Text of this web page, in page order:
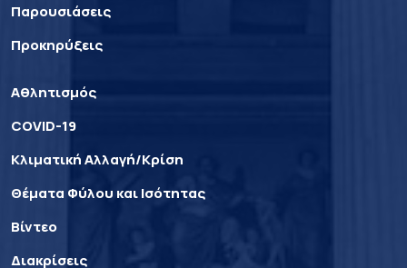
Παρουσιάσεις
Προκηρύξεις
Αθλητισμός
COVID-19
Κλιματική Αλλαγή/Κρίση
Θέματα Φύλου και Ισότητας
Βίντεο
Διακρίσεις